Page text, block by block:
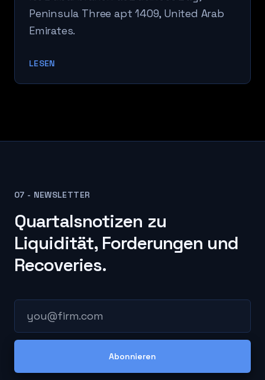
Peninsula Three apt 1409, United Arab
Emirates.
LESEN
07 - NEWSLETTER
Quartalsnotizen zu
Liquidität, Forderungen und
Recoveries.
Abonnieren